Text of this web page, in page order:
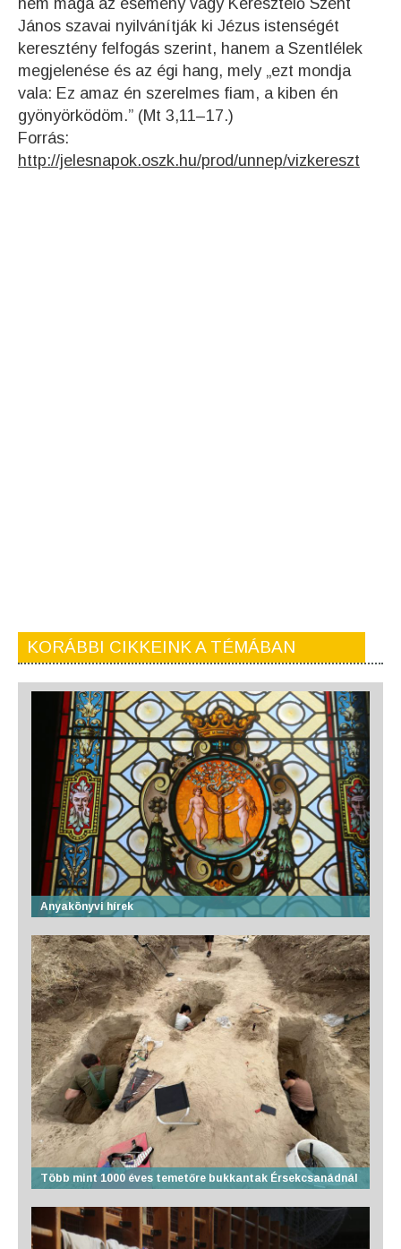
nem maga az esemény vagy Keresztelő Szent
János szavai nyilvánítják ki Jézus istenségét
keresztény felfogás szerint, hanem a Szentlélek
megjelenése és az égi hang, mely „ezt mondja
vala: Ez amaz én szerelmes fiam, a kiben én
gyönyörködöm.” (Mt 3,11–17.)
Forrás:
http://jelesnapok.oszk.hu/prod/unnep/vizkereszt
KORÁBBI CIKKEINK A TÉMÁBAN
Anyakönyvi hírek
Több mint 1000 éves temetőre bukkantak Érsekcsanádnál